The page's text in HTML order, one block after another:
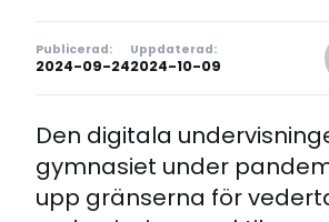
Publicerad:
2024-09-24
Uppdaterad:
2024-10-09
Den digitala
gymnasiet under
upp gränserna för